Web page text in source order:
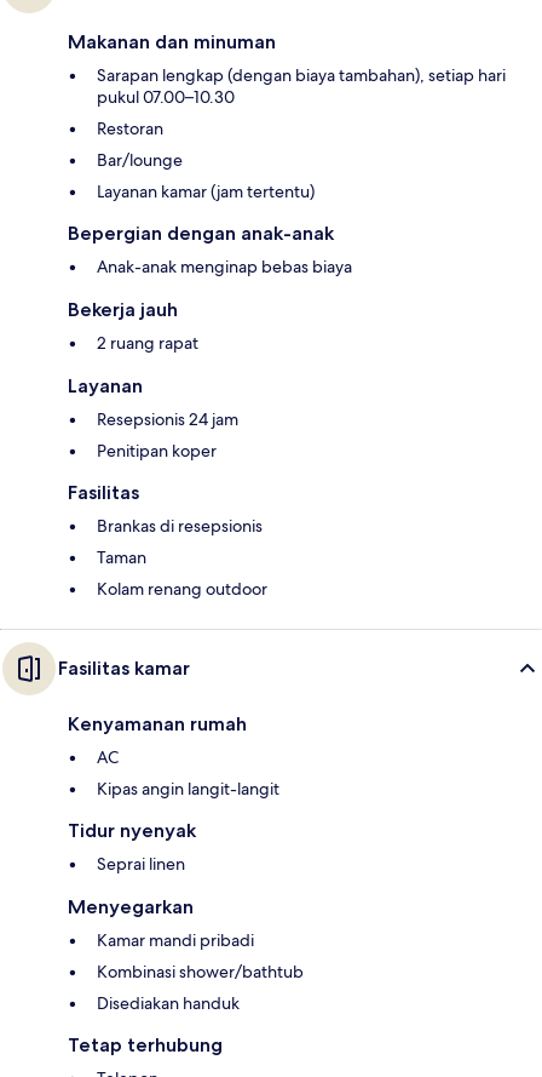
Makanan dan minuman
Sarapan lengkap (dengan biaya tambahan), setiap hari
pukul 07.00–10.30
Restoran
Bar/lounge
Layanan kamar (jam tertentu)
Bepergian dengan anak-anak
Anak-anak menginap bebas biaya
Bekerja jauh
2 ruang rapat
Layanan
Resepsionis 24 jam
Penitipan koper
Fasilitas
Brankas di resepsionis
Taman
Kolam renang outdoor
Fasilitas kamar
Kenyamanan rumah
AC
Kipas angin langit-langit
Tidur nyenyak
Seprai linen
Menyegarkan
Kamar mandi pribadi
Kombinasi shower/bathtub
Disediakan handuk
Tetap terhubung